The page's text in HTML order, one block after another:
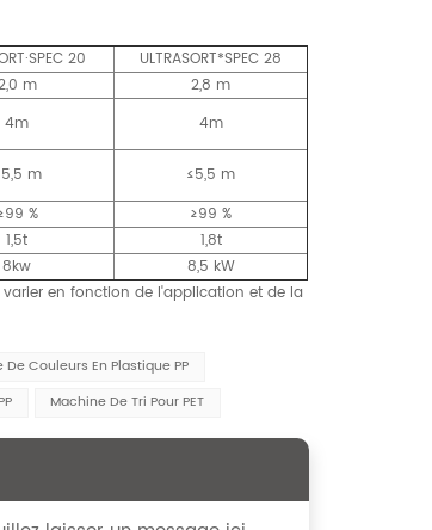
20
ULTRASORT*SPEC 28
m
2,8 m
4m
4m
m
≤5,5 m
%
≥99 %
1,5t
1,8t
8kw
8,5 kW
en fonction de l'application et de la
De Couleurs En Plastique PP
Machine De Tri Pour PET